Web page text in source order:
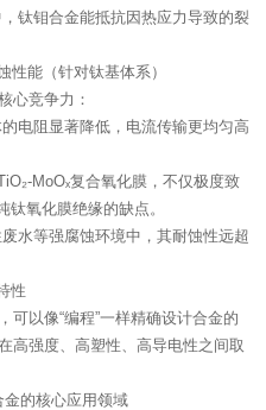
钛钼合金能抵抗因热应力导致的裂
针对钛基体系）
竞争力：
电阻显著降低，电流传输更均匀高
MoOₓ复合氧化膜，不仅极度致
氧化膜绝缘的缺点。
水等强腐蚀环境中，其耐蚀性远超
以像“编程”一样精确设计合金的
高强度、高塑性、高导电性之间取
心应用领域